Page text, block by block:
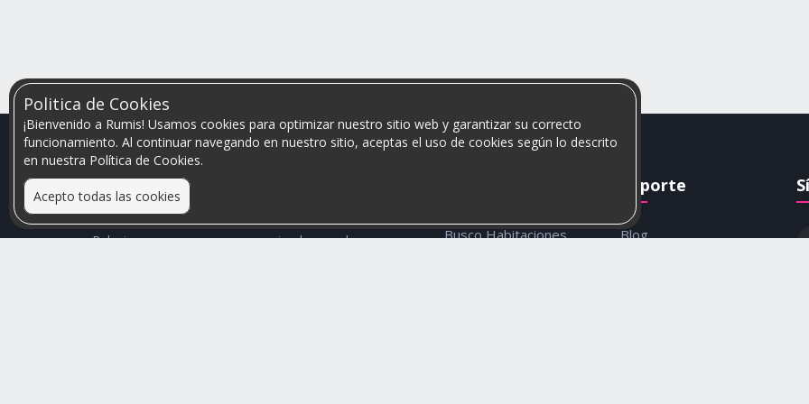
Politica de Cookies
¡Bienvenido a Rumis! Usamos cookies para optimizar nuestro sitio web y garantizar su correcto
funcionamiento. Al continuar navegando en nuestro sitio, aceptas el uso de cookies según lo descrito
en nuestra Política de Cookies.
Acepto todas las cookies
Relacionamos personas que arriendan con las que
Busco Habitaciones
Soporte
Blog